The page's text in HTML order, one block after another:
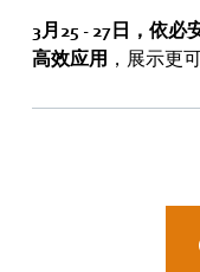
3月25 - 27日，依必
高效应用 ，展示更